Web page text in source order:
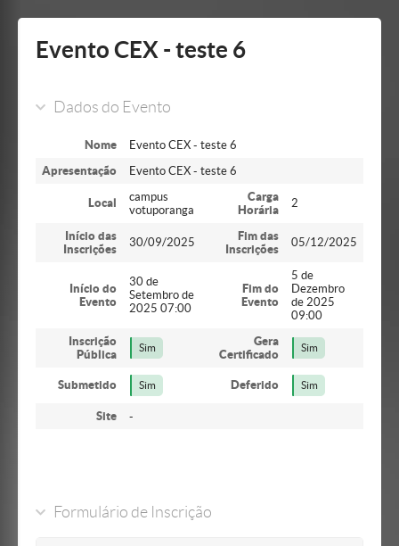
barra
Evento CEX - teste 6
Dados do Evento
Nome
Evento CEX - teste 6
Apresentação
Evento CEX - teste 6
Local
campus
votuporanga
Carga
Horária
2
Início das
Inscrições
30/09/2025
Fim das
Inscrições
05/12/2025
Início do
Evento
30 de
Setembro de
2025 07:00
Fim do
Evento
5 de
Dezembro
de 2025
09:00
Inscrição
Pública
Sim
Gera
Certificado
Sim
Submetido Sim Deferido Sim
Site -
Formulário de Inscrição